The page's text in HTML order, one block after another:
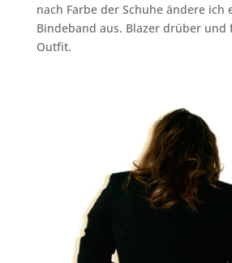
nach Farbe der Schuhe ändere ich
Bindeband aus. Blazer drüber und
Outfit.